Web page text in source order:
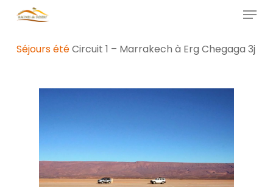
content
Menu
Séjours étéCircuit 1 – Marrakech à Erg Chegaga 3j
Menu